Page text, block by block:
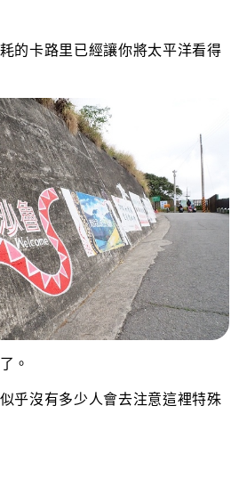
的卡路里已經讓你將太平洋看得
。
乎沒有多少人會去注意這裡特殊